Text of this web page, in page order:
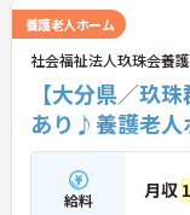
養護老人ホーム
社会福祉法人玖珠会養
【大分県／玖
あり♪養護老人
給料 月収